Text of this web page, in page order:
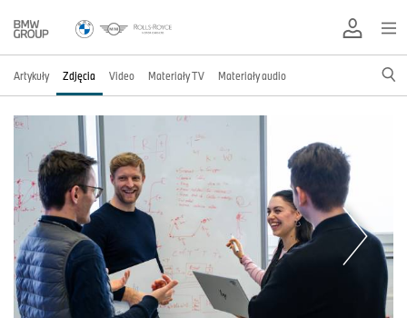
Artykuły Zdjęcia Video Materiały TV Materiały audio